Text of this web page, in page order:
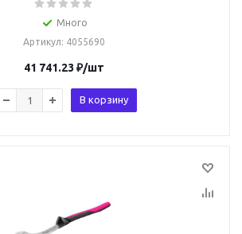
Много
Артикул: 4055690
41 741.23 ₽/шт
В корзину